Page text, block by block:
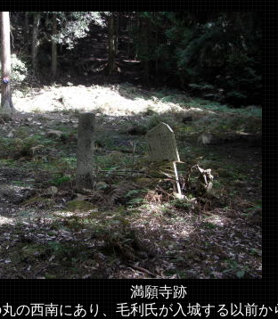
寺跡
の西南にあり、毛利氏が入城する以前か